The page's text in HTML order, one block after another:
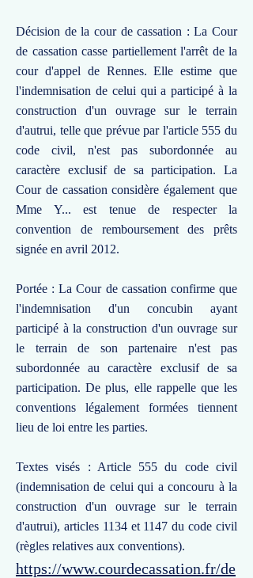
Décision de la cour de cassation : La Cour
de cassation casse partiellement l'arrêt de la
cour d'appel de Rennes. Elle estime que
l'indemnisation de celui qui a participé à la
construction d'un ouvrage sur le terrain
d'autrui, telle que prévue par l'article 555 du
code civil, n'est pas subordonnée au
caractère exclusif de sa participation. La
Cour de cassation considère également que
Mme Y... est tenue de respecter la
convention de remboursement des prêts
signée en avril 2012.
Portée : La Cour de cassation confirme que
l'indemnisation d'un concubin ayant
participé à la construction d'un ouvrage sur
le terrain de son partenaire n'est pas
subordonnée au caractère exclusif de sa
participation. De plus, elle rappelle que les
conventions légalement formées tiennent
lieu de loi entre les parties.
Textes visés : Article 555 du code civil
(indemnisation de celui qui a concouru à la
construction d'un ouvrage sur le terrain
d'autrui), articles 1134 et 1147 du code civil
(règles relatives aux conventions).
https://www.courdecassation.fr/de